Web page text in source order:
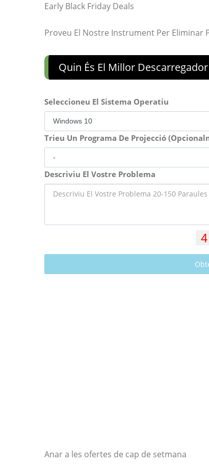
Early Black Friday Deals
Proveu El Nostre Instrument Per Eliminar
Quin És El Millor
Seleccioneu El Sistema Operatiu
Trieu Un Programa De Projecció
Descriviu El Vostre Problema
Anar a les ofertes de cap de setmana